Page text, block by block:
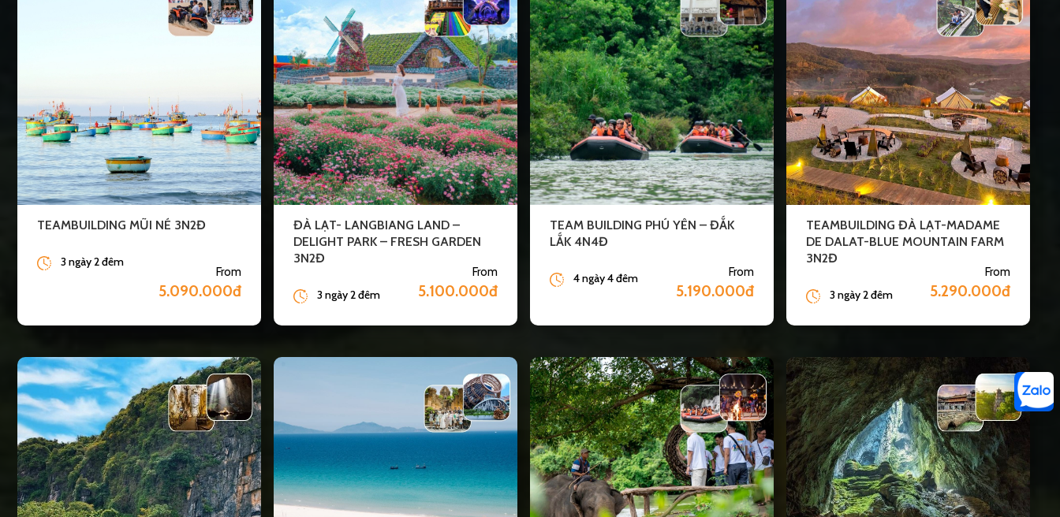
TEAMBUILDING MŨI NÉ 3N2Đ
From
5.090.000đ
3 ngày 2 đêm
ĐÀ LẠT- LANGBIANG LAND –
DELIGHT PARK – FRESH GARDEN
3N2Đ
From
5.100.000đ
3 ngày 2 đêm
TEAM BUILDING PHÚ YÊN – ĐẮK
LẮK 4N4Đ
From
5.190.000đ
4 ngày 4 đêm
TEAMBUILDING ĐÀ LẠT-MADAME
DE DALAT-BLUE MOUNTAIN FARM
3N2Đ
From
5.290.000đ
3 ngày 2 đêm